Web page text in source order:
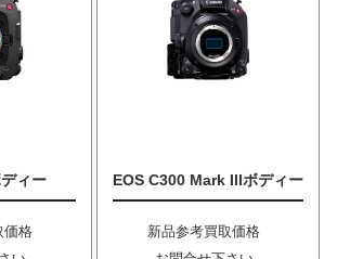
ィー
価格
EOS C300 Mark IIIボディー
新品参考買取価格